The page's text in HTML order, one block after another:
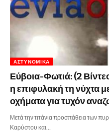
ΑΣΤΥΝΟΜΙΚΆ
Εύβοια-Φωτιά: (2
η επιφυλακή τη νύχτα
οχήματα για τυχόν
Μετά την τιτάνια προσπάθεια των
Καρύστου και…